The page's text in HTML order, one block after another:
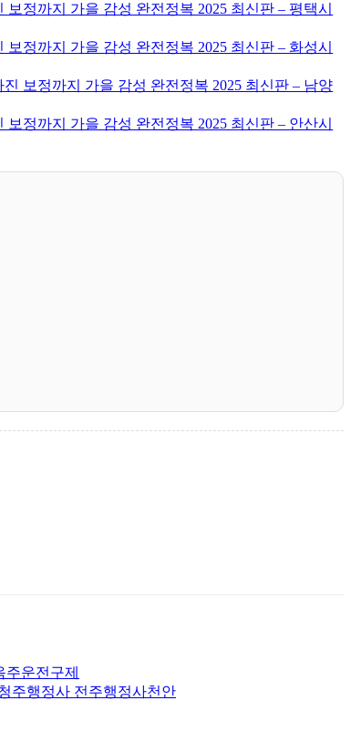
정까지 가을 감성 완전정복 2025 최신판 – 평택시
정까지 가을 감성 완전정복 2025 최신판 – 화성시
보정까지 가을 감성 완전정복 2025 최신판 – 남양
정까지 가을 감성 완전정복 2025 최신판 – 안산시
운전구제
주행정사 전주행정사천안